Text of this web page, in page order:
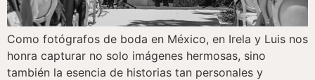
Como fotógrafos de boda en México, en Irela y Luis nos
honra capturar no solo imágenes hermosas, sino
también la esencia de historias tan personales y